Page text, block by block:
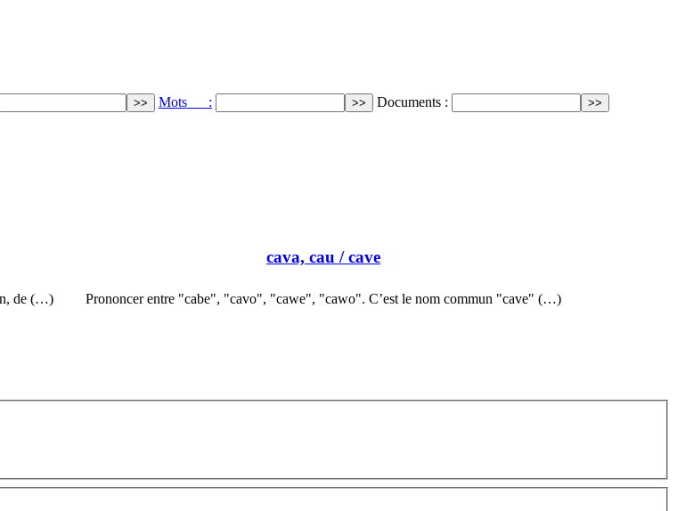
Mots : Documents :
de (…)
cava, cau / cave
Prononcer entre "cabe", "cavo", "cawe", "cawo". C’est le nom commun "cave" (…)